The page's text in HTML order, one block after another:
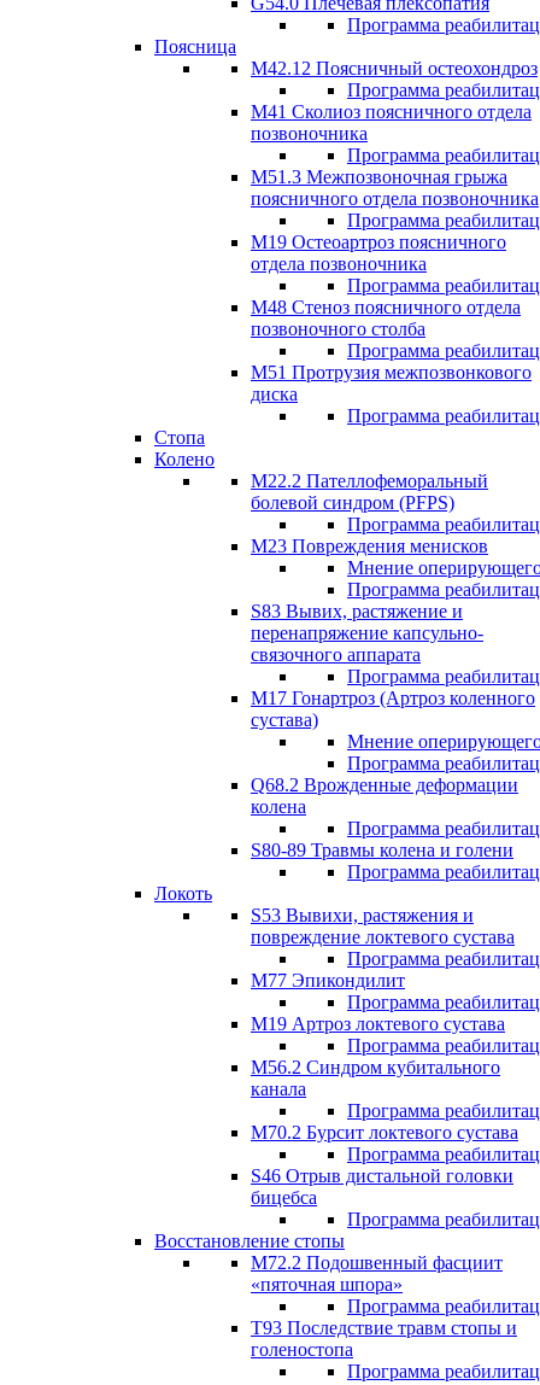
Программа
Поясница
М42.12 Поясничный остеохондроз
Программа
М41 Сколиоз поясничного отдела
позвоночника
Программа
M51.3 Межпозвоночная грыжа
поясничного отдела позвоночника
Программа
М19 Остеоартроз поясничного
отдела позвоночника
Программа
M48 Стеноз поясничного отдела
позвоночного столба
Программа
М51 Протрузия межпозвонкового
диска
Программа
Стопа
Колено
М22.2 Пателлофеморальный
болевой синдром (PFPS)
Программа
М23 Повреждения менисков
Мнение
Программа
S83 Вывих, растяжение и
перенапряжение капсульно-
связочного аппарата
Программа
М17 Гонартроз (Артроз коленного
сустава)
Мнение
Программа
Q68.2 Врожденные деформации
колена
Программа
S80-89 Травмы колена и голени
Программа
Локоть
S53 Вывихи, растяжения и
повреждение локтевого сустава
Программа
М77 Эпикондилит
Программа
M19 Артроз локтевого сустава
Программа
М56.2 Синдром кубитального
канала
Программа
M70.2 Бурсит локтевого сустава
Программа
S46 Отрыв дистальной головки
бицебса
Программа
Восстановление стопы
М72.2 Подошвенный фасциит
«пяточная шпора»
Программа
Т93 Последствие травм стопы и
голеностопа
Программа